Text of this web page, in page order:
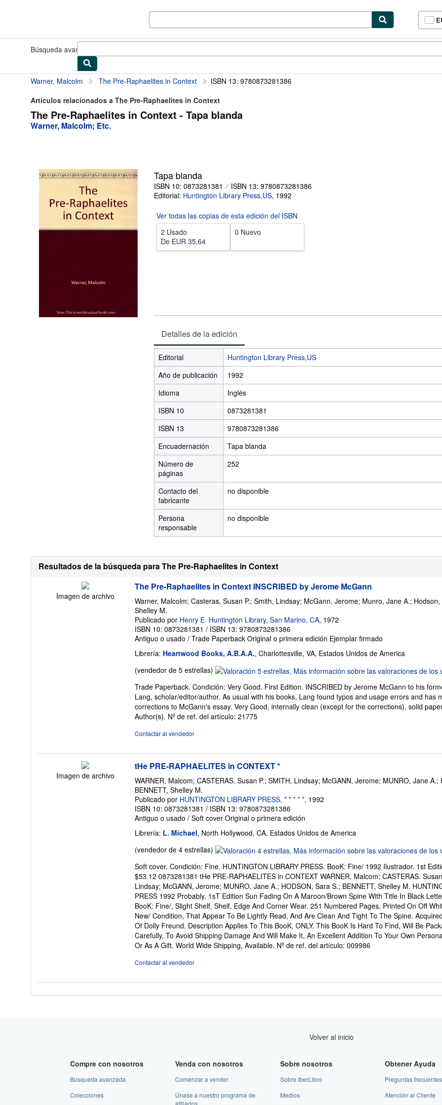
Búsqueda avanzada
Warner, Malcolm The Pre-Raphaelites in Context
ISBN 13: 9780873281386
Artículos relacionados a The Pre-Raphaelites in Context
The Pre-Raphaelites in Context - Tapa blanda
Warner, Malcolm; Etc.
Tapa blanda
ISBN 10: 0873281381
ISBN 13: 9780873281386
Editorial: Huntington Library Press,US, 1992
Ver todas las copias de esta edición del ISBN
2 Usado
De EUR 35,64
0 Nuevo
Detalles de la edición
Editorial
Huntington Library Press,US
Año de publicación
1992
Idioma
Inglés
ISBN 10
0873281381
ISBN 13
9780873281386
Encuadernación
Tapa blanda
Número de
páginas
252
Contacto del
fabricante
no disponible
Persona
responsable
no disponible
Resultados de la búsqueda para The Pre-Raphaelites in Context
Imagen de archivo
The Pre-Raphaelites in Context INSCRIBED by Jerome McGann
Warner, Malcolm; Casteras, Susan P.; Smith, Lindsay; McGann, Jerome; Munro, Jane A.;
Shelley M.
Publicado por Henry E. Huntington Library, San Marino, CA, 1972
ISBN 10: 0873281381 / ISBN 13: 9780873281386
Antiguo o usado / Trade Paperback Original o primera edición Ejemplar firmado
Librería: Heartwood Books, A.B.A.A., Charlottesville, VA, Estados Unidos de America
(vendedor de 5 estrellas) Calificación
vendedor:
5
de
5
Trade Paperback. Condición: Very Good. First Edition. INSCRIBED by Jerome McGann to his
Lang, scholar/editor/author. As usual with his books, Lang found typos and usage errors and has
corrections to McGann's essay. Very Good, internally clean (except for the corrections), solid
Author(s). Nº de ref. del artículo: 21775
Contactar al vendedor
Imagen de archivo
tHe PRE-RAPHAELITES in CONTEXT *
WARNER, Malcom; CASTERAS. Susan P.; SMITH, Lindsay; McGANN, Jerome; MUNRO, Jane A.;
BENNETT, Shelley M.
Publicado por HUNTINGTON LIBRARY PRESS, * * * * *, 1992
ISBN 10: 0873281381 / ISBN 13: 9780873281386
Antiguo o usado / Soft cover Original o primera edición
Librería: L. Michael, North Hollywood, CA, Estados Unidos de America
(vendedor de 4 estrellas) Calificación
vendedor:
4
de
5
estrellas
Soft cover. Condición: Fine. HUNTINGTON LIBRARY PRESS. BooK: Fine/ 1992 Ilustrador. 1st
$53.12 0873281381 tHe PRE-RAPHAELITES in CONTEXT WARNER, Malcom; CASTERAS.
Lindsay; McGANN, Jerome; MUNRO, Jane A.; HODSON, Sara S.; BENNETT, Shelley M.
PRESS 1992 Probably, 1sT Edition Sun Fading On A Maroon/Brown Spine With Title In Black
BooK: Fine/, Slight Shelf, Shelf, Edge And Corner Wear. 251 Numbered Pages, Printed On Off
New/ Condition, That Appear To Be Lightly Read, And Are Clean And Tight To The Spine.
Of Dolly Freund. Description Applies To This BooK, ONLY. This BooK Is Hard To Find, Will Be
Carefully, To Avoid Shipping Damage And Will Make It, An Excellent Addition To Your Own
Or As A Gift. World Wide Shipping, Available. Nº de ref. del artículo: 009986
Contactar al vendedor
Volver al inicio
Compre con nosotros
Búsqueda avanzada
Colecciones
Venda con nosotros
Comenzar a vender
Únase a nuestro programa de
afiliados
Sobre nosotros
Sobre IberLibro
Medios
Obtener Ayuda
Preguntas
Atención al Cliente